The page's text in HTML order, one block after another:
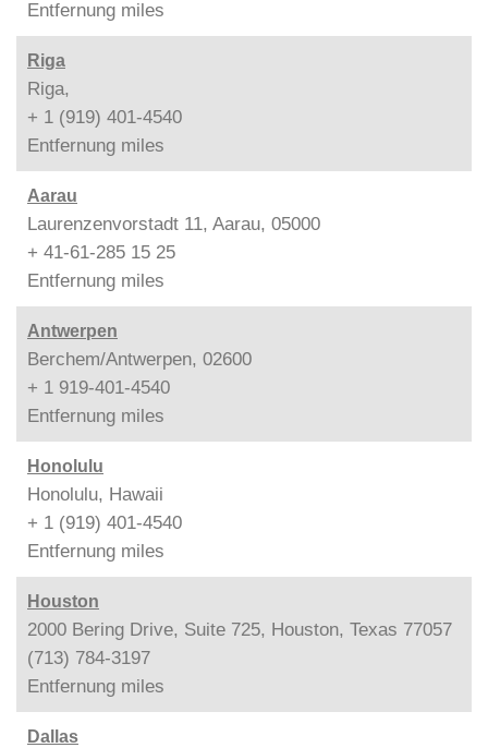
Entfernung miles
Riga
Riga,
+ 1 (919) 401-4540
Entfernung miles
Aarau
Laurenzenvorstadt 11, Aarau, 05000
+ 41-61-285 15 25
Entfernung miles
Antwerpen
Berchem/Antwerpen, 02600
+ 1 919-401-4540
Entfernung miles
Honolulu
Honolulu, Hawaii
+ 1 (919) 401-4540
Entfernung miles
Houston
2000 Bering Drive, Suite 725, Houston, Texas 77057
(713) 784-3197
Entfernung miles
Dallas